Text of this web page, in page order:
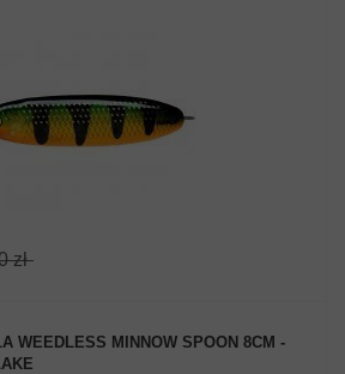
zł
WEEDLESS MINNOW SPOON 8CM -